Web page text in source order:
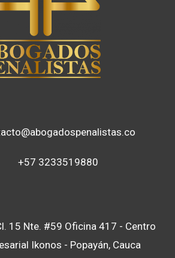
+57 3233519880
15 Nte. #59 Oficina 417 - Centro
Ikonos - Popayán, Cauca